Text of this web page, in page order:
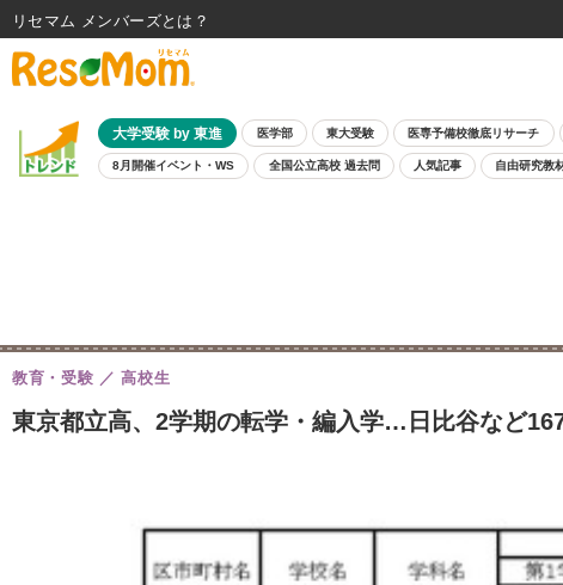
大学受験 by 東進 医学部 東大受験 医専予備校徹底リサーチ
8月開催イベント・WS 全国公立高校 過去問 人気記事 自由研究教
東京都立高、2学期の転学・編入学…日比谷など
教育・受験 高校生
リセマム メンバーズ